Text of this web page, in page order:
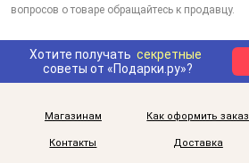
вопросов о товаре обращайтесь к продавцу.
Хотите получать секретные
советы от «Подарки.ру»?
Магазинам Как оформить заказ
Контакты Доставка